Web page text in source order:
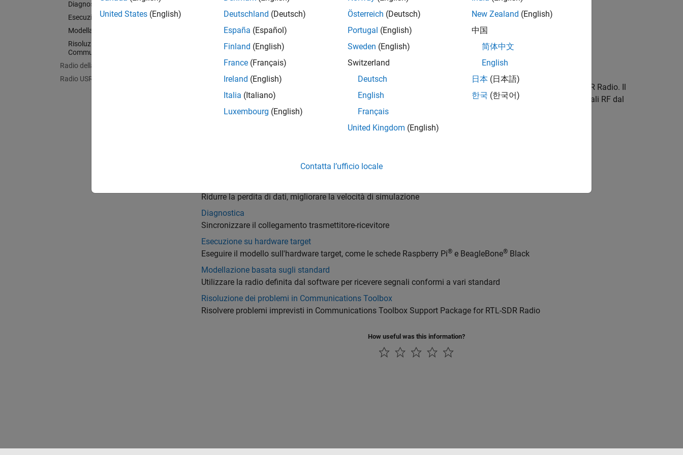
Diagnostica
Esecuzione su hardware target
Modellazione basata sugli standard
Risoluzione dei problemi in
Communications Toolbox
Radio della serie USRP Embedded
Radio USRP
Radio USB RTL-SDR con chip RTL2832U
Per ulteriori informazioni, vedere Supported Hardware and Required Software.
Categorie
Come iniziare a utilizzare Communications Toolbox Support Package for RTL-SDR Radio
Progettare e verificare sistemi SDR pratici utilizzando
Communications Toolbox Support Package for RTL-SDR Radio. Il
supporto consente di utilizzare la radio USB RTL-SDR come una periferica standalone per la ricezione di segnali RF dal
Regolare la radio utilizzando le impostazioni del blocco e di System object™
Ridurre la perdita di dati, migliorare la velocità di simulazione
Diagnostica
Sincronizzare il collegamento trasmettitore-ricevitore
Esecuzione su hardware target
Eseguire il modello sull'hardware target, come le schede Raspberry Pi® e BeagleBone® Black
Modellazione basata sugli standard
Utilizzare la radio definita dal software per ricevere segnali conformi a vari standard
Risoluzione dei problemi in Communications Toolbox
Risolvere problemi imprevisti in Communications Toolbox Support Package for RTL-SDR Radio
How useful was this information?
United States (English)
Deutschland (Deutsch)
España (Español)
Finland (English)
France (Français)
Ireland (English)
Italia (Italiano)
Luxembourg (English)
Österreich (Deutsch)
Portugal (English)
Sweden (English)
Switzerland
Deutsch
English
Français
United Kingdom (English)
New Zealand (English)
中国
简体中文
English
日本 (日本語)
한국 (한국어)
Contatta l’ufficio locale